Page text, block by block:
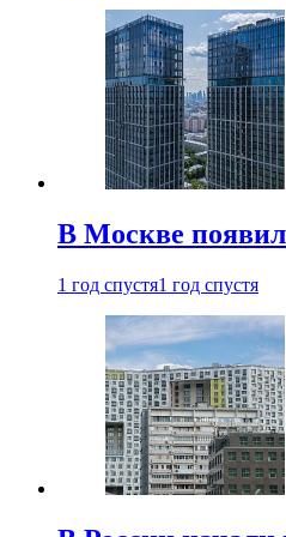
В Москве
1 год спустя1 год спустя